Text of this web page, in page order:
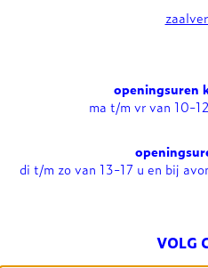
openingsuren
ma t/m vr van 10-
di t/m zo van 13-17 u en bij
VOLG